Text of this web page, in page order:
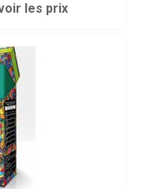
les prix